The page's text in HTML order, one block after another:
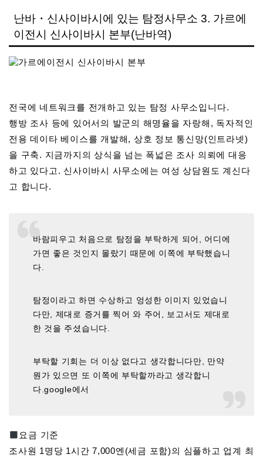
난바・신사이바시에 있는 탐정사무소 3. 가르에
이전시 신사이바시 본부(난바역)
전국에 네트워크를 전개하고 있는 탐정 사무소입니다.
행방 조사 등에 있어서의 발군의 해명율을 자랑해, 독자적인
전용 데이타 베이스를 개발해, 상호 정보 통신망(인트라넷)
을 구축. 지금까지의 상식을 넘는 폭넓은 조사 의뢰에 대응
하고 있다고. 신사이바시 사무소에는 여성 상담원도 계신다
고 합니다.
바람피우고 처음으로 탐정을 부탁하게 되어, 어디에
가면 좋은 것인지 몰랐기 때문에 이쪽에 부탁했습니
다.
탐정이라고 하면 수상하고 엉성한 이미지 있었습니
다만, 제대로 증거를 찍어 와 주어, 보고서도 제대로
한 것을 주셨습니다.
부탁할 기회는 더 이상 없다고 생각합니다만, 만약
뭔가 있으면 또 이쪽에 부탁할까라고 생각합니
다.google에서
요금 기준
조사원 1명당 1시간 7,000엔(세금 포함)의 심플하고 업계 최